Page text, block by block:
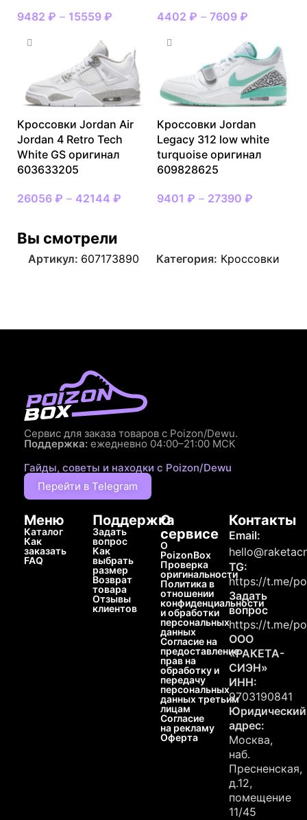
9482 ₽ – 15559 ₽ 4402 ₽ – 7609 ₽
Кроссовки Jordan Air
Jordan 4 Retro Tech
White GS оригинал
603633205
26056 ₽ – 42144 ₽
Кроссовки Jordan
Legacy 312 low white
turquoise оригинал
609828625
9401 ₽ – 27390 ₽
Вы смотрели
Артикул: 607173890 Категория: Кроссовки
Сервис для заказа товаров с Poizon/Dewu.
Поддержка: ежедневно 04:00–21:00 МСК
Гайды, советы и находки с Poizon/Dewu
Перейти в Telegram
Меню
Каталог
Как
заказать
FAQ
Поддержка
Задать
вопрос
Как
выбрать
размер
Возврат
товара
Отзывы
клиентов
О
сервисе
О
PoizonBox
Проверка
оригинальности
Политика в
отношении
конфиденциальности
и обработки
персональных
данных
Согласие на
предоставление
прав на
обработку и
передачу
персональных
данных третьим
лицам
Согласие
на рекламу
Оферта
Контакты
Email:
TG:
https://t.me/
Задать
вопрос
https://t.me/
ООО
«РАКЕТА-
СИЭН»
ИНН:
9703190841
Юридический
адрес:
Москва,
наб.
Пресненская,
д.12,
помещение
11/45